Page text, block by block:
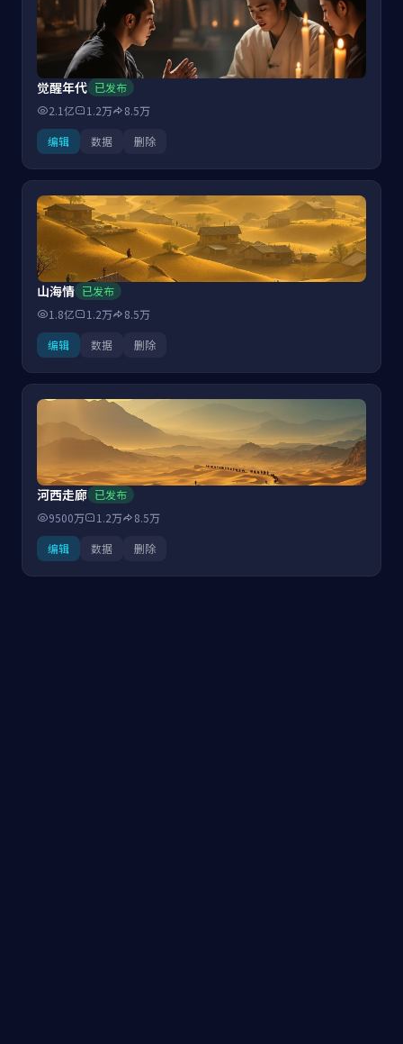
觉醒年代 已发布
2.1亿
1.2万
8.5万
编辑
数据 删除
山海情 已发布
1.8亿
1.2万
8.5万
编辑
数据 删除
河西走廊 已发布
9500万
1.2万
8.5万
编辑
数据 删除